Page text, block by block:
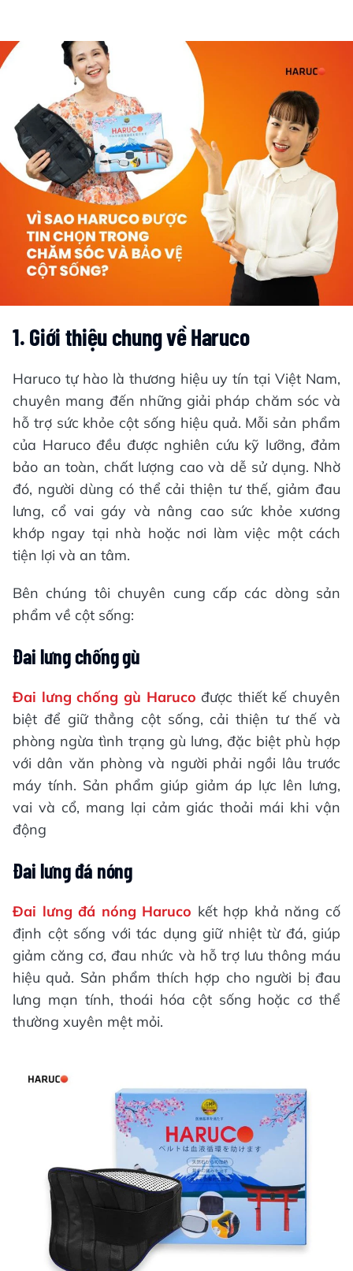
1. Giới thiệu chung về Haruco
Haruco tự hào là thương hiệu uy tín tại Việt Nam,
chuyên mang đến những giải pháp chăm sóc và
hỗ trợ sức khỏe cột sống hiệu quả. Mỗi sản phẩm
của Haruco đều được nghiên cứu kỹ lưỡng, đảm
bảo an toàn, chất lượng cao và dễ sử dụng. Nhờ
đó, người dùng có thể cải thiện tư thế, giảm đau
lưng, cổ vai gáy và nâng cao sức khỏe xương
khớp ngay tại nhà hoặc nơi làm việc một cách
tiện lợi và an tâm.
Bên chúng tôi chuyên cung cấp các dòng sản
phẩm về cột sống:
Đai lưng chống gù
Đai lưng chống gù Haruco được thiết kế chuyên
biệt để giữ thẳng cột sống, cải thiện tư thế và
phòng ngừa tình trạng gù lưng, đặc biệt phù hợp
với dân văn phòng và người phải ngồi lâu trước
máy tính. Sản phẩm giúp giảm áp lực lên lưng,
vai và cổ, mang lại cảm giác thoải mái khi vận
động
Đai lưng đá nóng
Đai lưng đá nóng Haruco kết hợp khả năng cố
định cột sống với tác dụng giữ nhiệt từ đá, giúp
giảm căng cơ, đau nhức và hỗ trợ lưu thông máu
hiệu quả. Sản phẩm thích hợp cho người bị đau
lưng mạn tính, thoái hóa cột sống hoặc cơ thể
thường xuyên mệt mỏi.